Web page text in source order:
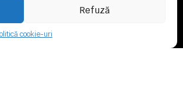
Refuză
cookie-uri